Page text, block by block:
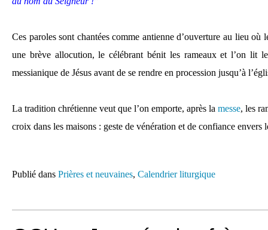
Ces paroles sont chantées comme antienne d’ouverture au lieu où
une brève allocution, le célébrant bénit les rameaux et l’on lit
messianique de Jésus avant de se rendre en procession jusqu’à
La tradition chrétienne veut que l’on emporte, après la messe, les
croix dans les maisons : geste de vénération et de confiance envers
Publié dans Prières et neuvaines, Calendrier liturgique